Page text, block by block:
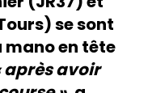
se sont
mano en tête
après avoir